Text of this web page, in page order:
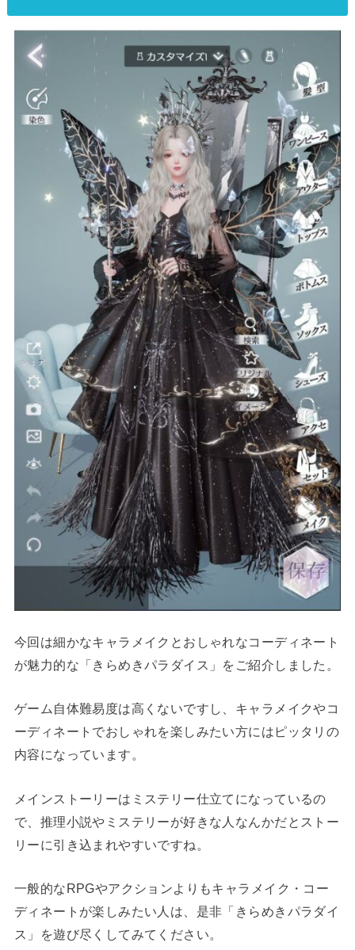
今回は細かなキャラメイクとおしゃれなコーディネート
が魅力的な「きらめきパラダイス」をご紹介しました。
ゲーム自体難易度は高くないですし、キャラメイクやコ
ーディネートでおしゃれを楽しみたい方にはピッタリの
内容になっています。
メインストーリーはミステリー仕立てになっているの
で、推理小説やミステリーが好きな人なんかだとストー
リーに引き込まれやすいですね。
一般的なRPGやアクションよりもキャラメイク・コー
ディネートが楽しみたい人は、是非「きらめきパラダイ
ス」を遊び尽くしてみてください。